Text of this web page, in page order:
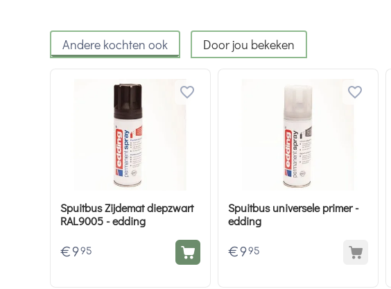
Andere kochten ook Door jou bekeken
Spuitbus Zijdemat diepzwart
RAL9005 - edding
€9 95
Spuitbus universele primer -
edding
€9 95